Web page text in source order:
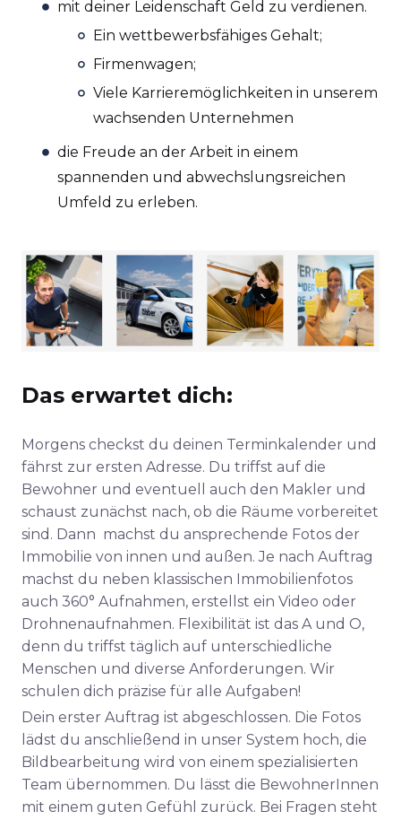
mit deiner Leidenschaft Geld zu verdienen.
Ein wettbewerbsfähiges Gehalt;
Firmenwagen;
Viele Karrieremöglichkeiten in unserem
wachsenden Unternehmen
die Freude an der Arbeit in einem
spannenden und abwechslungsreichen
Umfeld zu erleben.
Das erwartet dich:
Morgens checkst du deinen Terminkalender und
fährst zur ersten Adresse. Du triffst auf die
Bewohner und eventuell auch den Makler und
schaust zunächst nach, ob die Räume vorbereitet
sind. Dann machst du ansprechende Fotos der
Immobilie von innen und außen. Je nach Auftrag
machst du neben klassischen Immobilienfotos
auch 360° Aufnahmen, erstellst ein Video oder
Drohnenaufnahmen. Flexibilität ist das A und O,
denn du triffst täglich auf unterschiedliche
Menschen und diverse Anforderungen. Wir
schulen dich präzise für alle Aufgaben!
Dein erster Auftrag ist abgeschlossen. Die Fotos
lädst du anschließend in unser System hoch, die
Bildbearbeitung wird von einem spezialisierten
Team übernommen. Du lässt die BewohnerInnen
mit einem guten Gefühl zurück. Bei Fragen steht